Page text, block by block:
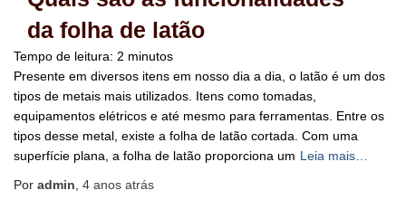
da folha de latão
Tempo de leitura: 2 minutos
Presente em diversos itens em nosso dia a dia, o latão é um dos
tipos de metais mais utilizados. Itens como tomadas,
equipamentos elétricos e até mesmo para ferramentas. Entre os
tipos desse metal, existe a folha de latão cortada. Com uma
superfície plana, a folha de latão proporciona um Leia mais…
Por admin 4 anos atrás